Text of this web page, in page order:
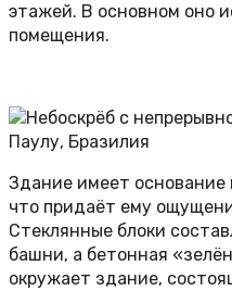
этажей. В основном оно
помещения.
Здание имеет
что придаёт ему
Стеклянные блоки
башни, а бетонная
окружает здание,